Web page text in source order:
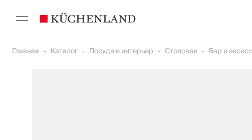
Главная Каталог Посуда и интерьер Столовая Бар и